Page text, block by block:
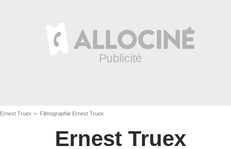
Ernest Truex Filmographie Ernest Truex
Ernest Truex